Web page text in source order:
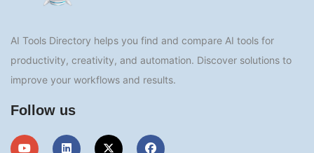
AI Tools Directory helps you find and compare AI tools for
productivity, creativity, and automation. Discover solutions to
improve your workflows and results.
Follow us